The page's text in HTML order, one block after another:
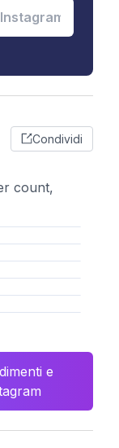
Condividi
count,
e